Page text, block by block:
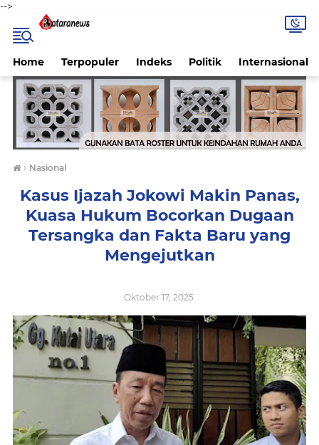
-->
Home Terpopuler Indeks Politik Internasional
› Nasional
Kasus Ijazah Jokowi Makin Panas,
Kuasa Hukum Bocorkan Dugaan
Tersangka dan Fakta Baru yang
Mengejutkan
Oktober 17, 2025